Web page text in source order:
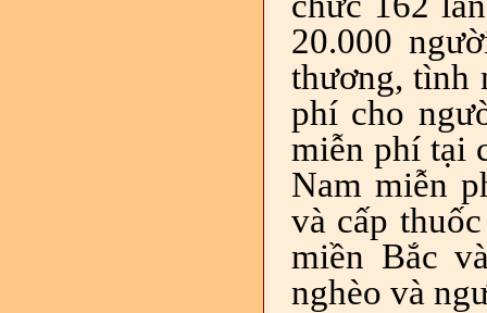
20.000
thương, tình
phí cho
miễn phí tại
Nam miễn
và cấp
miền Bắc
nghèo và